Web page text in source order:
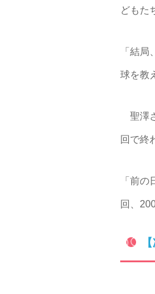
どもた
「結
球を教
聖澤
回で終
「前
回、